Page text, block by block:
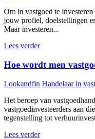
Om in vastgoed te
jouw profiel, doelstellingen
Maar investeren...
Lees verder
Hoe wordt men
Lookandfin Handelaar in
Het beroep van
vastgoedinvesteerders aan
tegenstelling tot
Lees verder